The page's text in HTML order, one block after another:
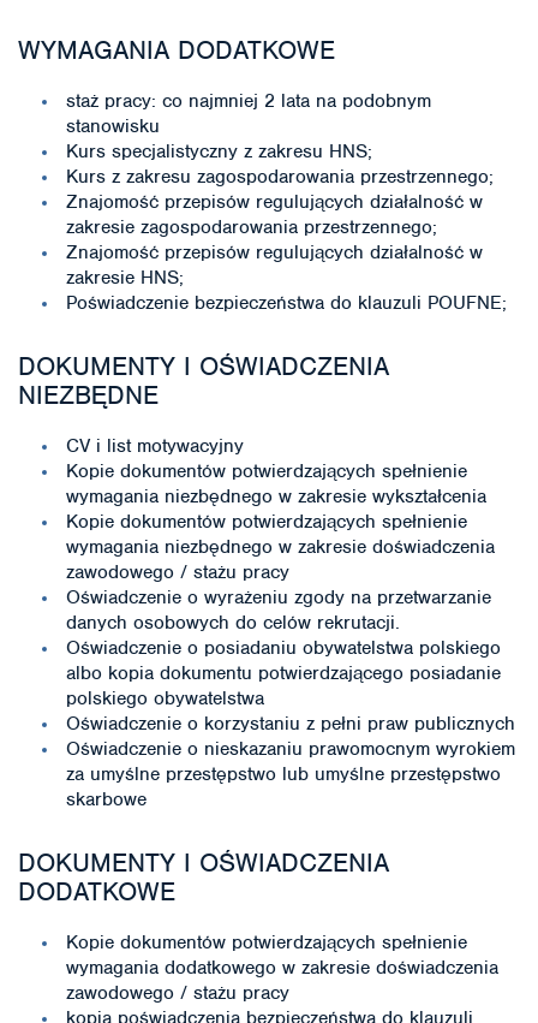
WYMAGANIA DODATKOWE
staż pracy: co najmniej 2 lata na podobnym
stanowisku
Kurs specjalistyczny z zakresu HNS;
Kurs z zakresu zagospodarowania przestrzennego;
Znajomość przepisów regulujących działalność w
zakresie zagospodarowania przestrzennego;
Znajomość przepisów regulujących działalność w
zakresie HNS;
Poświadczenie bezpieczeństwa do klauzuli POUFNE;
DOKUMENTY I OŚWIADCZENIA
NIEZBĘDNE
CV i list motywacyjny
Kopie dokumentów potwierdzających spełnienie
wymagania niezbędnego w zakresie wykształcenia
Kopie dokumentów potwierdzających spełnienie
wymagania niezbędnego w zakresie doświadczenia
zawodowego / stażu pracy
Oświadczenie o wyrażeniu zgody na przetwarzanie
danych osobowych do celów rekrutacji.
Oświadczenie o posiadaniu obywatelstwa polskiego
albo kopia dokumentu potwierdzającego posiadanie
polskiego obywatelstwa
Oświadczenie o korzystaniu z pełni praw publicznych
Oświadczenie o nieskazaniu prawomocnym wyrokiem
za umyślne przestępstwo lub umyślne przestępstwo
skarbowe
DOKUMENTY I OŚWIADCZENIA
DODATKOWE
Kopie dokumentów potwierdzających spełnienie
wymagania dodatkowego w zakresie doświadczenia
zawodowego / stażu pracy
kopia poświadczenia bezpieczeństwa do klauzuli